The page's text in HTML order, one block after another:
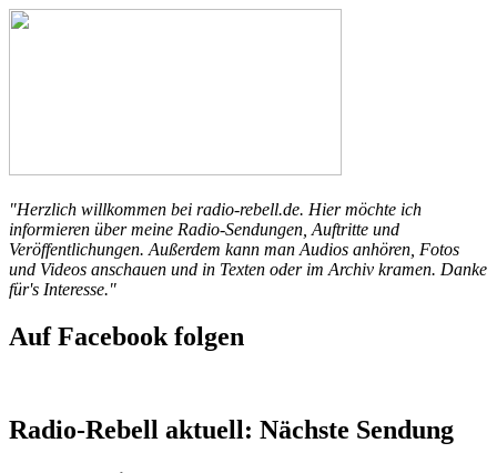
"Herzlich willkommen bei radio-rebell.de. Hier möchte ich
informieren über meine Radio-Sendungen, Auftritte und
Veröffentlichungen. Außerdem kann man Audios anhören, Fotos
und Videos anschauen und in Texten oder im Archiv kramen. Danke
für's Interesse."
Auf Facebook folgen
Radio-Rebell aktuell: Nächste Sendung